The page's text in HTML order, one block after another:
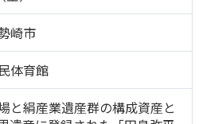
崎市
体育館
と絹産業遺産群の構成資産と